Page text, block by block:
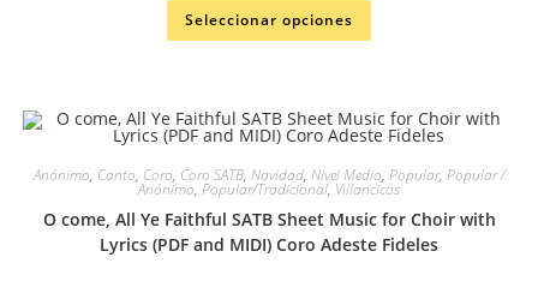
Seleccionar opciones
Anónimo, Canto, Coro, Coro SATB, Navidad, Nivel Medio, Popular, Popular /
Anónimo, Popular/Tradicional, Villancicos
O come, All Ye Faithful SATB Sheet Music for Choir with
Lyrics (PDF and MIDI) Coro Adeste Fideles